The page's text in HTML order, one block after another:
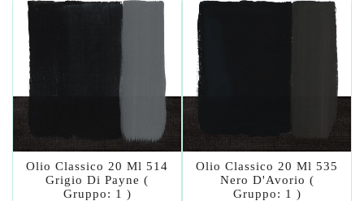
Olio Classico 20 Ml 514
Grigio Di Payne (
Gruppo: 1 )
Olio Classico 20 Ml 535
Nero D'Avorio (
Gruppo: 1 )